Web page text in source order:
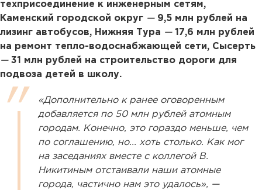
техприсоединение к инженерным сетям,
Каменский городской округ —9,5 млн рублей на
лизинг автобусов, Нижняя Тура —17,6 млн рублей
на ремонт тепло-водоснабжающей сети, Сысерть
—31 млн рублей на строительство дороги для
подвоза детей в школу.
«Дополнительно к ранее оговоренным
добавляется по 50 млн рублей атомным
городам. Конечно, это гораздо меньше, чем
по соглашению, но... хоть столько. Как мог
на заседаниях вместе с коллегой В.
Никитиным отстаивали наши атомные
города, частично нам это удалось», —